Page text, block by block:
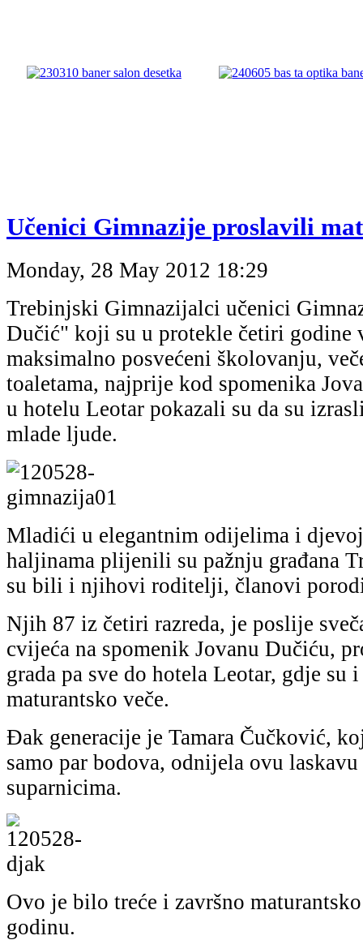
Učenici Gimnazije proslavili
Monday, 28 May 2012 18:29
Trebinjski Gimnazijalci učenici
Dučić" koji su u protekle četiri
maksimalno posvećeni školovanju,
toaletama, najprije kod spomenika
u hotelu Leotar pokazali su da su
mlade ljude.
Mladići u elegantnim odijelima i
haljinama plijenili su pažnju građana
su bili i njihovi roditelji, članovi
Njih 87 iz četiri razreda, je poslije
cvijeća na spomenik Jovanu Dučiću,
grada pa sve do hotela Leotar, gdje
maturantsko veče.
Đak generacije je Tamara Čučković,
samo par bodova, odnijela ovu
suparnicima.
Ovo je bilo treće i završno
godinu.